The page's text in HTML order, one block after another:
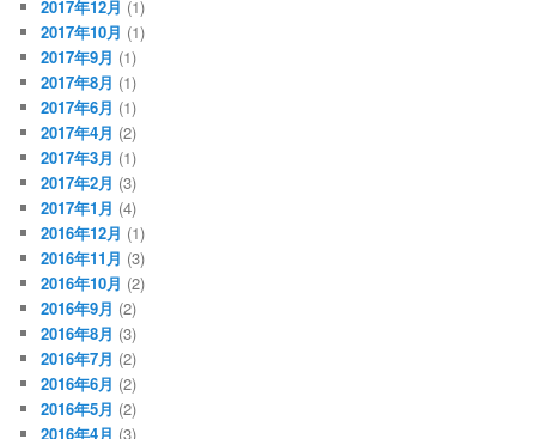
2017年12月 (1)
2017年10月 (1)
2017年9月 (1)
2017年8月 (1)
2017年6月 (1)
2017年4月 (2)
2017年3月 (1)
2017年2月 (3)
2017年1月 (4)
2016年12月 (1)
2016年11月 (3)
2016年10月 (2)
2016年9月 (2)
2016年8月 (3)
2016年7月 (2)
2016年6月 (2)
2016年5月 (2)
2016年4月 (3)